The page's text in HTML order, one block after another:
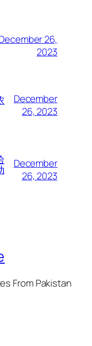
26,
2023
December
26, 2023
December
26, 2023
From Pakistan